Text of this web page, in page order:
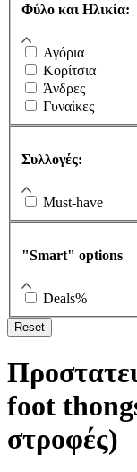
Φύλο και Ηλικία:
Αγόρια
Κορίτσια
Άνδρες
Γυναίκες
Συλλογές:
Must-have
"Smart" options
Deals%
Reset
foot
στροφές)